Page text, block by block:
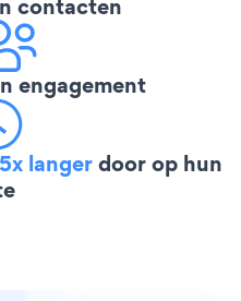
contacten
engagement
langerdoor op hun